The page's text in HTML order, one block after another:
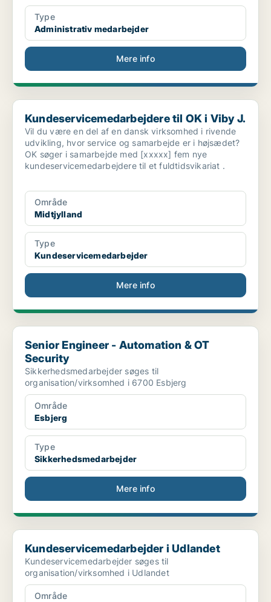
Type
Administrativ medarbejder
Mere info
Kundeservicemedarbejdere til OK i Viby J.
Kundeservicemedarbejdere til OK i Viby J.
Vil du være en del af en dansk virksomhed i rivende
udvikling, hvor service og samarbejde er i højsædet?
OK søger i samarbejde med [xxxxx] fem nye
kundeservicemedarbejdere til et fuldtidsvikariat .
Område
Midtjylland
Type
Kundeservicemedarbejder
Mere info
Senior Engineer - Automation & OT Security
Senior Engineer - Automation & OT
Security
Sikkerhedsmedarbejder søges til
organisation/virksomhed i 6700 Esbjerg
Område
Esbjerg
Type
Sikkerhedsmedarbejder
Mere info
Kundeservicemedarbejder i Udlandet
Kundeservicemedarbejder i Udlandet
Kundeservicemedarbejder søges til
organisation/virksomhed i Udlandet
Område